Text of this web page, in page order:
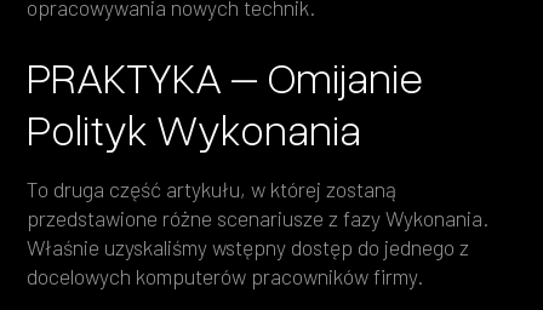
opracowywania nowych technik.
PRAKTYKA – Omijanie
Polityk Wykonania
To druga część artykułu, w której zostaną
przedstawione różne scenariusze z fazy Wykonania.
Właśnie uzyskaliśmy wstępny dostęp do jednego z
docelowych komputerów pracowników firmy.